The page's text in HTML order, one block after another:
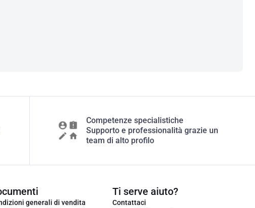
Competenze specialistiche
Supporto e professionalità grazie un
team di alto profilo
generali di vendita
Ti serve aiuto?
Contattaci